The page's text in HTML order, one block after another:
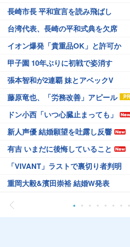
長崎市長 平和宣言を読み飛ばし
台湾代表、長崎の平和式典を欠席
イオン爆発「貴重品OK」と許可か
甲子園 10年ぶりに初戦で姿消す
張本智和が2連覇 妹とアベックV
藤原竜也、「労務改善」アピール
ドン小西「いつ心臓止まっても」
新人声優 結婚願望を吐露し反響
有吉 いまだに後悔していること
「VIVANT」ラストで裏切り者判明
重岡大毅&濱田崇裕 結婚W発表